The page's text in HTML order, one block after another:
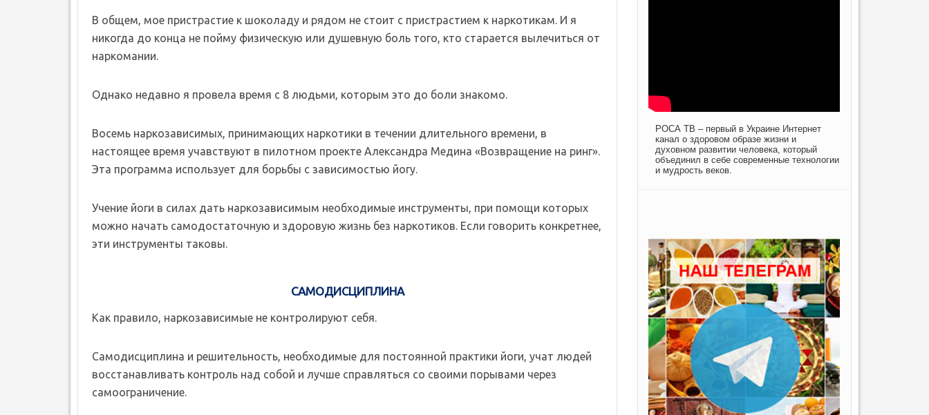
В общем, мое пристрастие к шоколаду и рядом не стоит с пристрастием к наркотикам. И я
никогда до конца не пойму физическую или душевную боль того, кто старается вылечиться от
наркомании.
Однако недавно я провела время с 8 людьми, которым это до боли знакомо.
Восемь наркозависимых, принимающих наркотики в течении длительного времени, в
настоящее время учавствуют в пилотном проекте Александра Медина «Возвращение на ринг».
Эта программа использует для борьбы с зависимостью йогу.
Учение йоги в силах дать наркозависимым необходимые инструменты, при помощи которых
можно начать самодостаточную и здоровую жизнь без наркотиков. Если говорить конкретнее,
эти инструменты таковы.
САМОДИСЦИПЛИНА
Как правило, наркозависимые не контролируют себя.
Самодисциплина и решительность, необходимые для постоянной практики йоги, учат людей
восстанавливать контроль над собой и лучше справляться со своими порывами через
самоограничение.
РОСА ТВ – первый в Украине Интернет
канал о здоровом образе жизни и
духовном развитии человека, который
объединил в себе современные технологии
и мудрость веков.